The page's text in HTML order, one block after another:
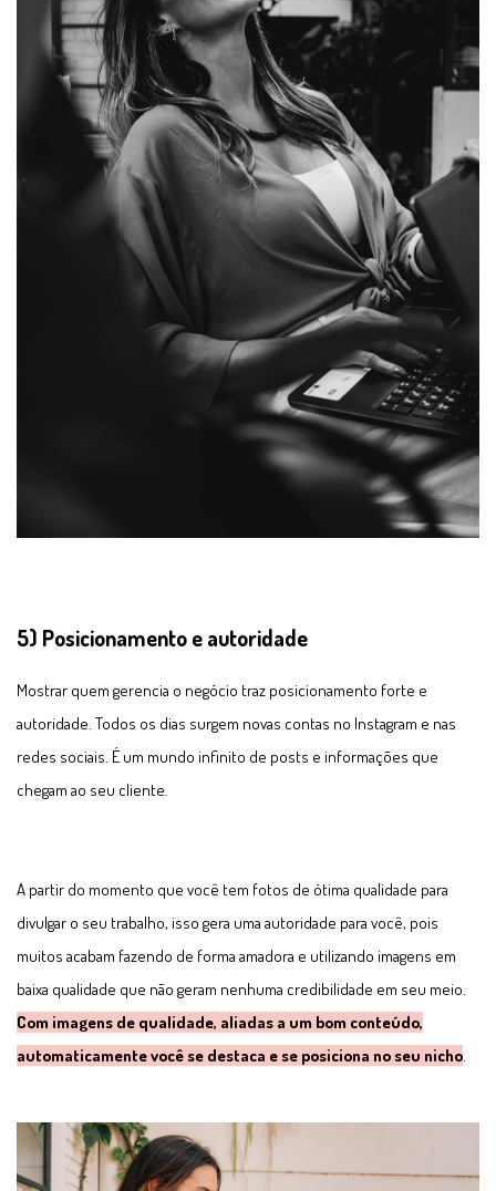
5) Posicionamento e autoridade
Mostrar quem gerencia o negócio traz posicionamento forte e
autoridade. Todos os dias surgem novas contas no Instagram e nas
redes sociais. É um mundo infinito de posts e informações que
chegam ao seu cliente.
A partir do momento que você tem fotos de ótima qualidade para
divulgar o seu trabalho, isso gera uma autoridade para você, pois
muitos acabam fazendo de forma amadora e utilizando imagens em
baixa qualidade que não geram nenhuma credibilidade em seu meio.
Com imagens de qualidade, aliadas a um bom conteúdo,
automaticamente você se destaca e se posiciona no seu nicho.